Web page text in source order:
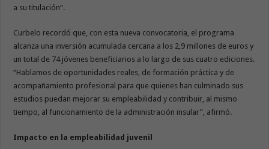
a su titulación”.
Curbelo recordó que, con esta nueva convocatoria, el programa
alcanza una inversión acumulada cercana a los 2,9 millones de euros y
un total de 74 jóvenes beneficiarios a lo largo de sus cuatro ediciones.
“Hablamos de oportunidades reales, de formación práctica y de
acompañamiento profesional para que quienes han culminado sus
estudios puedan mejorar su empleabilidad y contribuir, al mismo
tiempo, al funcionamiento de la administración insular”, afirmó.
Impacto en la empleabilidad juvenil